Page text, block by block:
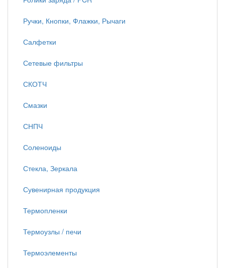
Ручки, Кнопки, Флажки, Рычаги
Салфетки
Сетевые фильтры
СКОТЧ
Смазки
СНПЧ
Соленоиды
Стекла, Зеркала
Сувенирная продукция
Термопленки
Термоузлы / печи
Термоэлементы